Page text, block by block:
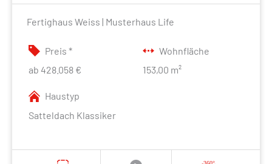
Fertighaus Weiss | Musterhaus Life
Preis *
ab 428.058 €
Wohnfläche
153,00 m²
Haustyp
Satteldach Klassiker